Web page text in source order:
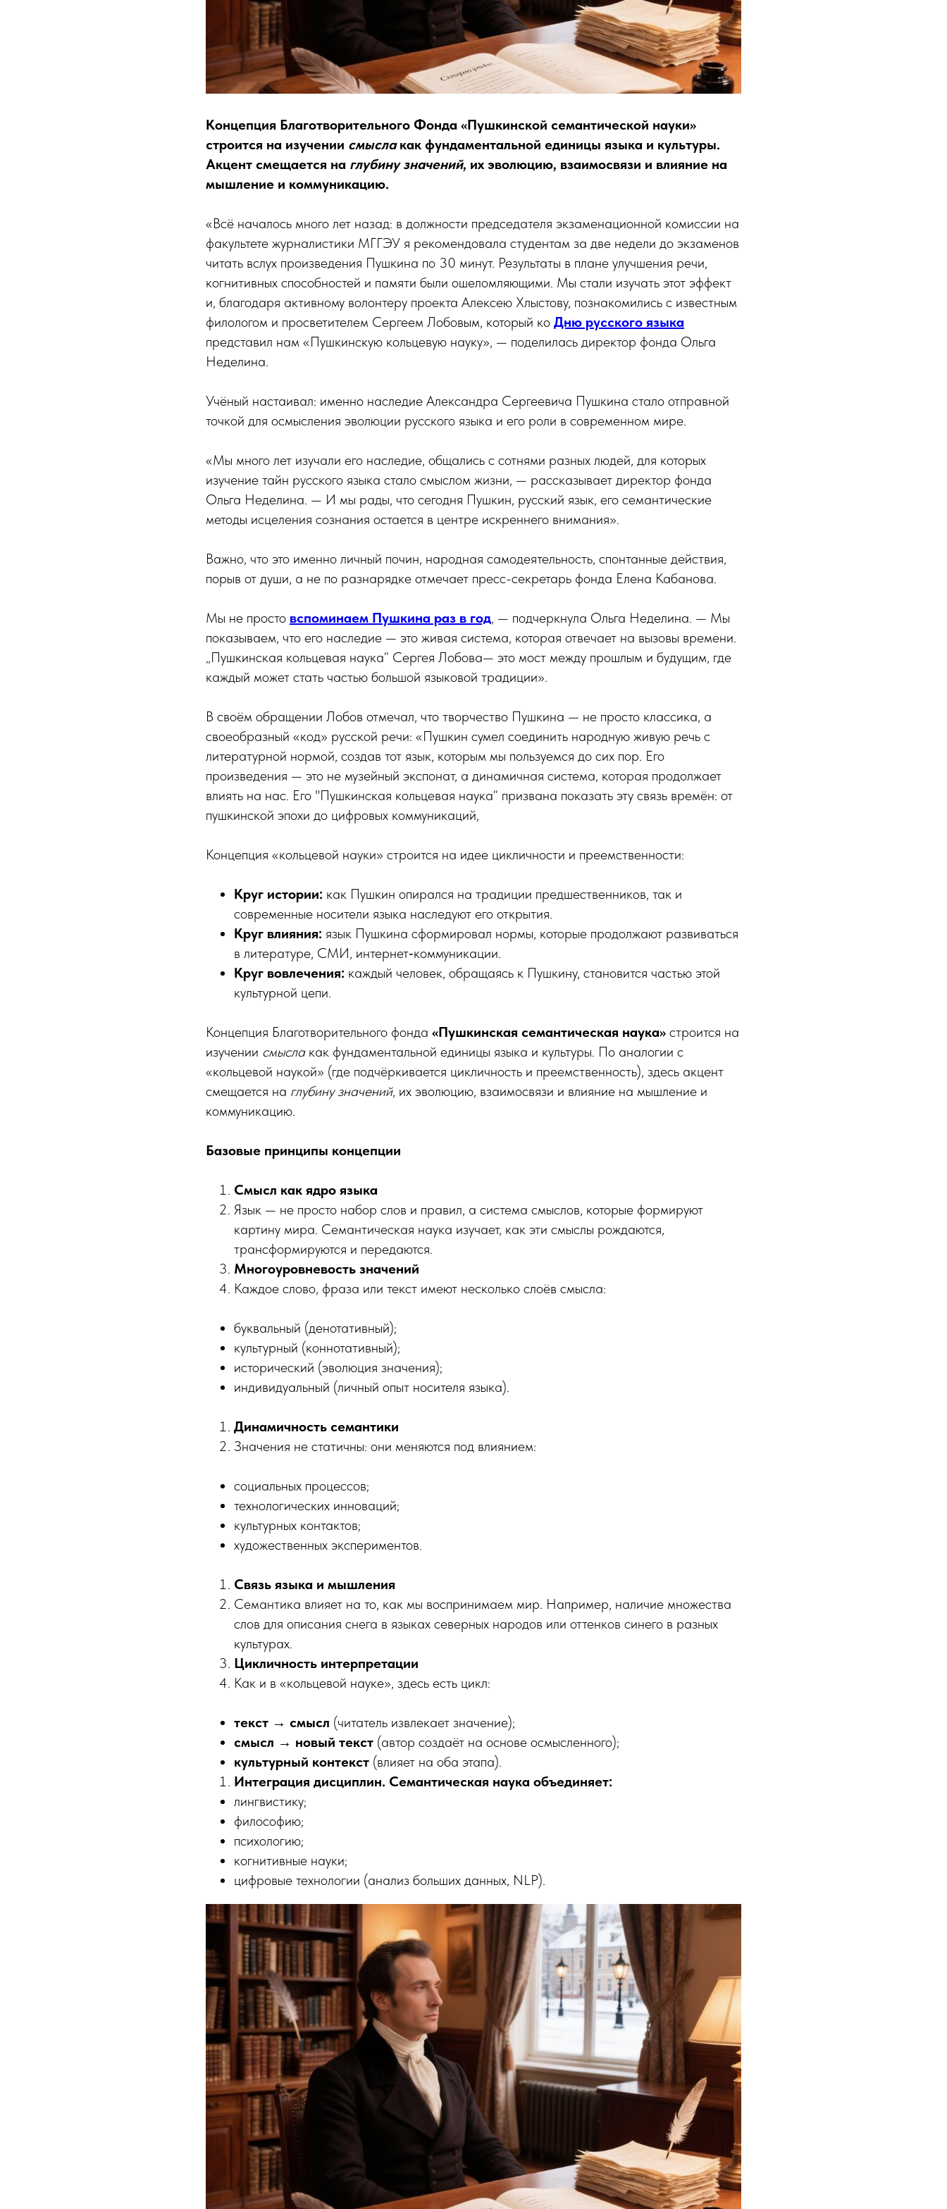
Концепция Благотворительного Фонда «Пушкинской семантической науки»
строится на изучении смыслакак фундаментальной единицы языка и культуры.
Акцент смещается на глубину значений, их эволюцию, взаимосвязи и влияние на
мышление и коммуникацию.
«Всё началось много лет назад: в должности председателя экзаменационной комиссии на
факультете журналистики МГГЭУ я рекомендовала студентам за две недели до экзаменов
читать вслух произведения Пушкина по 30 минут. Результаты в плане улучшения речи,
когнитивных способностей и памяти были ошеломляющими. Мы стали изучать этот эффект
и, благодаря активному волонтеру проекта Алексею Хлыстову, познакомились с известным
филологом и просветителем Сергеем Лобовым, который ко Дню русского языка
представил нам «Пушкинскую кольцевую науку», — поделилась директор фонда Ольга
Неделина.
Учёный настаивал: именно наследие Александра Сергеевича Пушкина стало отправной
точкой для осмысления эволюции русского языка и его роли в современном мире.
«Мы много лет изучали его наследие, общались с сотнями разных людей, для которых
изучение тайн русского языка стало смыслом жизни, — рассказывает директор фонда
Ольга Неделина. — И мы рады, что сегодня Пушкин, русский язык, его семантические
методы исцеления сознания остается в центре искреннего внимания».
Важно, что это именно личный почин, народная самодеятельность, спонтанные действия,
порыв от души, а не по разнарядке отмечает пресс-секретарь фонда Елена Кабанова.
Мы не просто вспоминаем Пушкина раз в год, — подчеркнула Ольга Неделина. — Мы
показываем, что его наследие — это живая система, которая отвечает на вызовы времени.
„Пушкинская кольцевая наука“ Сергея Лобова— это мост между прошлым и будущим, где
каждый может стать частью большой языковой традиции».
В своём обращении Лобов отмечал, что творчество Пушкина — не просто классика, а
своеобразный «код» русской речи: «Пушкин сумел соединить народную живую речь с
литературной нормой, создав тот язык, которым мы пользуемся до сих пор. Его
произведения — это не музейный экспонат, а динамичная система, которая продолжает
влиять на нас. Его "Пушкинская кольцевая наука“ призвана показать эту связь времён: от
пушкинской эпохи до цифровых коммуникаций,
Концепция «кольцевой науки» строится на идее цикличности и преемственности:
Круг истории: как Пушкин опирался на традиции предшественников, так и
современные носители языка наследуют его открытия.
Круг влияния: язык Пушкина сформировал нормы, которые продолжают развиваться
в литературе, СМИ, интернет‑коммуникации.
Круг вовлечения: каждый человек, обращаясь к Пушкину, становится частью этой
культурной цепи.
Концепция Благотворительного фонда «Пушкинская семантическая наука» строится на
изучении смыслакак фундаментальной единицы языка и культуры. По аналогии с
«кольцевой наукой» (где подчёркивается цикличность и преемственность), здесь акцент
смещается на глубину значений, их эволюцию, взаимосвязи и влияние на мышление и
коммуникацию.
Базовые принципы концепции
Смысл как ядро языка
Язык — не просто набор слов и правил, а система смыслов, которые формируют
картину мира. Семантическая наука изучает, как эти смыслы рождаются,
трансформируются и передаются.
Многоуровневость значений
Каждое слово, фраза или текст имеют несколько слоёв смысла:
буквальный (денотативный);
культурный (коннотативный);
исторический (эволюция значения);
индивидуальный (личный опыт носителя языка).
Динамичность семантики
Значения не статичны: они меняются под влиянием:
социальных процессов;
технологических инноваций;
культурных контактов;
художественных экспериментов.
Связь языка и мышления
Семантика влияет на то, как мы воспринимаем мир. Например, наличие множества
слов для описания снега в языках северных народов или оттенков синего в разных
культурах.
Цикличность интерпретации
Как и в «кольцевой науке», здесь есть цикл:
текст → смысл (читатель извлекает значение);
смысл → новый текст (автор создаёт на основе осмысленного);
культурный контекст (влияет на оба этапа).
Интеграция дисциплин. Семантическая наука объединяет:
лингвистику;
философию;
психологию;
когнитивные науки;
цифровые технологии (анализ больших данных, NLP).